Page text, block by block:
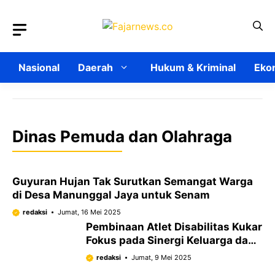
Nasional Daerah Hukum & Kriminal
Dinas Pemuda dan Olahraga
Guyuran Hujan Tak Surutkan Semangat Warga
di Desa Manunggal Jaya untuk Senam
redaksi Jumat, 16 Mei 2025
Pembinaan Atlet Disabilitas Kukar
Fokus pada Sinergi Keluarga dan
Pemerintah Desa
redaksi Jumat, 9 Mei 2025